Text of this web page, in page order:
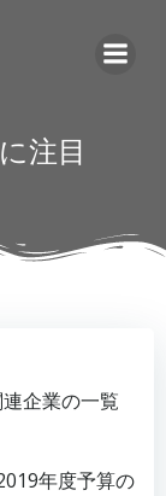
注目
企業の一覧
年度予算の